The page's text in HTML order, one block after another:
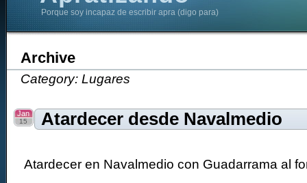
Porque soy incapaz de escribir apra (digo para)
Archive
Category: Lugares
Atardecer desde Navalmedio
Jan
15
Atardecer en Navalmedio con Guadarrama al